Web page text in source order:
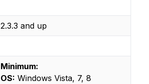
2.3.3 and up
Minimum:
OS: Windows Vista, 7, 8